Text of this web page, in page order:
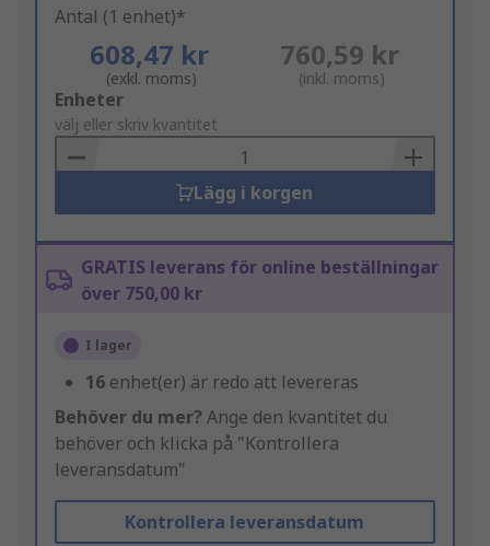
Antal (1 enhet)*
608,47 kr
(exkl. moms)
760,59 kr
(inkl. moms)
Add
to
Basket
Enheter
välj eller skriv kvantitet
Lägg i korgen
GRATIS leverans för online beställningar
över 750,00 kr
I lager
16 enhet(er) är redo att levereras
Behöver du mer? Ange den kvantitet du
behöver och klicka på "Kontrollera
leveransdatum"
Kontrollera leveransdatum